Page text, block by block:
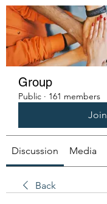
Group
Public · 161 members
Join
Discussion Media
Back